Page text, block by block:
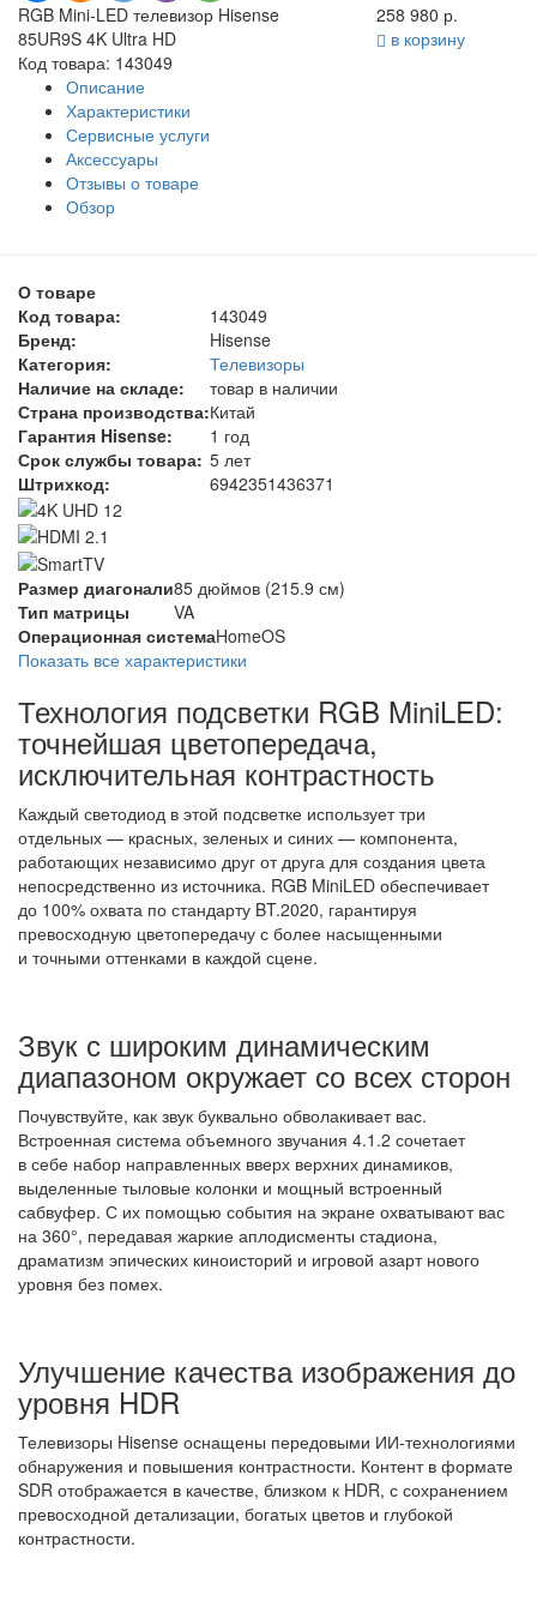
RGB Mini-LED телевизор Hisense
85UR9S 4K Ultra HD
Код товара: 143049
258 980 р.
в корзину
Описание
Характеристики
Сервисные услуги
Аксессуары
Отзывы о товаре
Обзор
О товаре
Код товара:
143049
Бренд:
Hisense
Категория:
Телевизоры
Наличие на складе:
товар в наличии
Страна производства:Китай
Гарантия Hisense:
1 год
Срок службы товара: 5 лет
Штрихкод:
6942351436371
Размер диагонали85 дюймов (215.9 см)
Тип матрицы
VA
Операционная системаHomeOS
Показать все характеристики
Технология подсветки RGB MiniLED:
точнейшая цветопередача,
исключительная контрастность
Каждый светодиод в этой подсветке использует три
отдельных — красных, зеленых и синих — компонента,
работающих независимо друг от друга для создания цвета
непосредственно из источника. RGB MiniLED обеспечивает
до 100% охвата по стандарту BT.2020, гарантируя
превосходную цветопередачу с более насыщенными
и точными оттенками в каждой сцене.
Звук с широким динамическим
диапазоном окружает со всех сторон
Почувствуйте, как звук буквально обволакивает вас.
Встроенная система объемного звучания 4.1.2 сочетает
в себе набор направленных вверх верхних динамиков,
выделенные тыловые колонки и мощный встроенный
сабвуфер. С их помощью события на экране охватывают вас
на 360°, передавая жаркие аплодисменты стадиона,
драматизм эпических киноисторий и игровой азарт нового
уровня без помех.
Улучшение качества изображения до
уровня HDR
Телевизоры Hisense оснащены передовыми ИИ-технологиями
обнаружения и повышения контрастности. Контент в формате
SDR отображается в качестве, близком к HDR, с сохранением
превосходной детализации, богатых цветов и глубокой
контрастности.